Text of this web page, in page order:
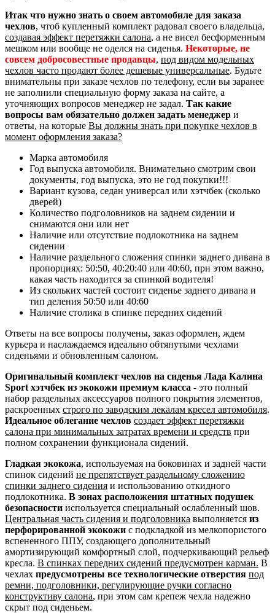
Итак что нужно знать о своем автомобиле для заказа
чехлов, чтоб купленный комплект радовал своего владельца,
создавая эффект перетяжки салона, а не висел бесформенным
мешком или вообще не оделся на сиденья. Некоторые, не
совсем добросовестные продавцы, под видом модельных
чехлов часто продают более дешевые универсальные. Будьте
внимательны при заказе чехлов по телефону, если вы заранее
не заполнили специальную форму заказа на сайте, а
уточняющих вопросов менеджер не задал. Так какие
вопросы вам обязательно должен задать менеджер и
ответы, на которые Вы должны знать при покупке чехлов в
момент оформления заказа?
Марка автомобиля
Год выпуска автомобиля. Внимательно смотрим свои
документы, год выпуска, это не год покупки!!!
Вариант кузова, седан универсал или хэтчбек (сколько
дверей)
Количество подголовников на заднем сидении и
снимаются они или нет
Наличие или отсутствие подлокотника на заднем
сидении
Наличие раздельного сложения спинки заднего дивана в
пропорциях: 50:50, 40:20:40 или 40:60, при этом важно,
какая часть находится за спинкой водителя!
Из скольких частей состоит сиденье заднего дивана и
тип деления 50:50 или 40:60
Наличие столика в спинке передних сидений
Ответы на все вопросы получены, заказ оформлен, ждем
курьера и наслаждаемся идеально обтянутыми чехлами
сиденьями и обновленным салоном.
Оригинальный комплект чехлов на сиденья Лада Калина
Sport хэтчбек из экокожи премиум класса - это полный
набор раздельных аксессуаров полного покрытия элементов,
раскроенных строго по заводским лекалам кресел автомобиля.
Идеальное облегание чехлов создает эффект перетяжки
салона при минимальных затратах времени и средств при
полном сохранении функционала сидений.
Гладкая экокожа, используемая на боковинах и задней части
спинок сидений не препятствует раздельному сложению
спинки заднего сидения и использованию откидного
подлокотника. В зонах расположения штатных подушек
безопасности используется специальный ослабленный шов.
Центральная часть сидения и подголовника выполняется из
перфорированной экокожи с подкладкой из мелкопористого
вспененного ППУ, создающего дополнительный
амортизирующий комфортный слой, подчеркивающий рельеф
кресла. В спинках передних сидений предусмотрен карман. В
чехлах предусмотрены все технологические отверстия под
ремни, подголовники, регулирующие ручки согласно
конструктиву салона, при этом сам крепеж чехла надежно
скрыт под сиденьем.